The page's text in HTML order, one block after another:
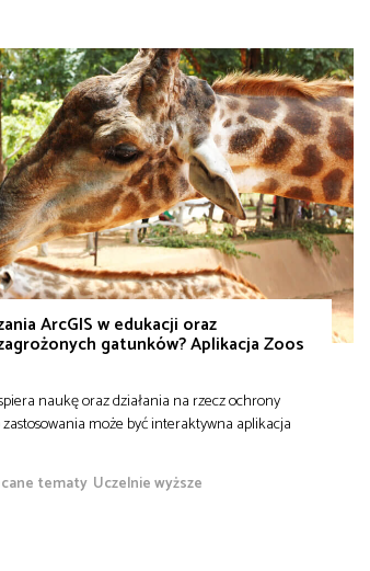
ArcGIS w edukacji oraz
gatunków? Aplikacja Zoos
naukę oraz działania na rzecz ochrony
może być interaktywna aplikacja
tematy Uczelnie wyższe